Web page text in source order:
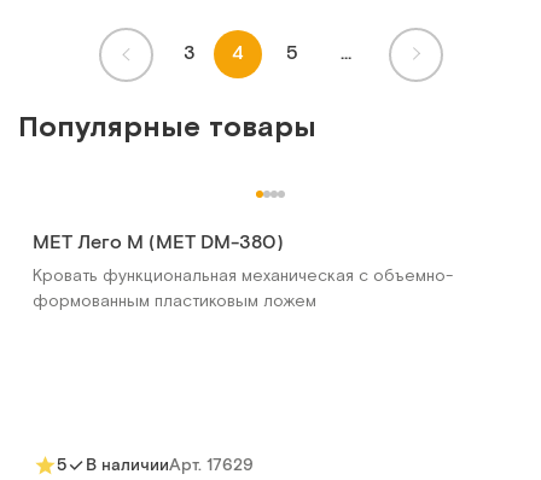
3 4 5 ...
Популярные товары
MET Лего М (MET DM-380)
Кровать функциональная механическая с объемно-
формованным пластиковым ложем
5 В наличииАрт. 17629